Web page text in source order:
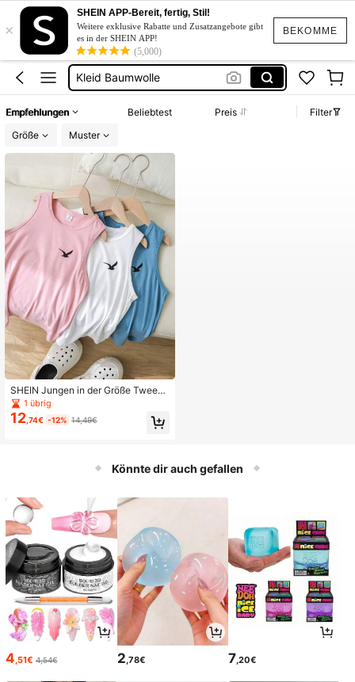
BEKOMME
×
SHEIN APP-Bereit, fertig, Stil!
Weitere exklusive Rabatte und Zusatzangebote gibt
es in der SHEIN APP!
(5,000)
Kurze Kleider Sommer
Bikini
Kleid Baumwolle
Kurze Hose Männer
Empfehlungen Beliebtest Preis
Filter
Größe
Muster
SHEIN Jungen in der Größe Tween
mit erweiterter Größe, 3 Pack locke
re lässig-Tank Tops mit Muster
1 übrig
12 ,74€ -12% 14,49€
Könnte dir auch gefallen
4,51€ 4,54€ 2,78€ 7,20€